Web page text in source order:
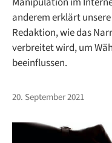
anderem erklärt unsere
Redaktion, wie das
verbreitet wird, um
beeinflussen.
20. September 2021